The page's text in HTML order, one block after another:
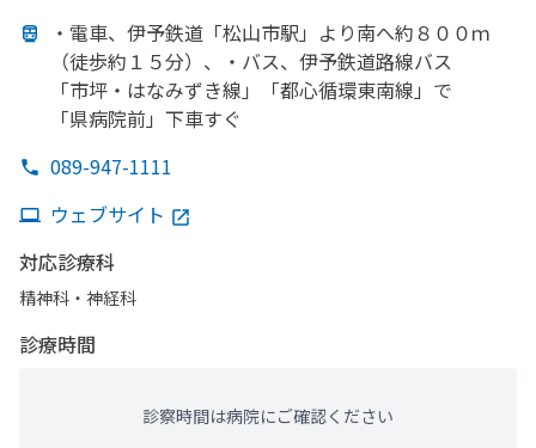
・電車、 伊予鉄道 「松山市駅」より南へ約８００ｍ
（徒歩約１５分）、
・バス、 伊予鉄道路線バス
「市坪・はなみずき線」
「都心循環東南線」で
「県病院前」 下車すぐ
089-947-1111
ウェブサイト
対応診療科
精神科・神経科
診療時間
診察時間は病院にご確認ください